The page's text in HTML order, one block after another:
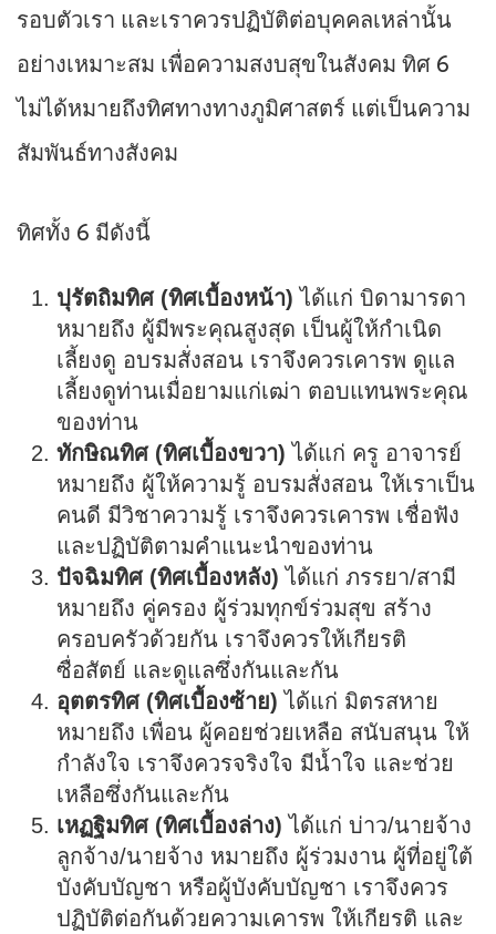
รอบตัวเรา และเราควรปฏิบัติต่อบุคคลเหล่านั้น
อย่างเหมาะสม เพื่อความสงบสุขในสังคม ทิศ 6
ไม่ได้หมายถึงทิศทางทางภูมิศาสตร์ แต่เป็นความ
สัมพันธ์ทางสังคม
ทิศทั้ง 6 มีดังนี้
ปุรัตถิมทิศ (ทิศเบื้องหน้า) ได้แก่ บิดามารดา
หมายถึง ผู้มีพระคุณสูงสุด เป็นผู้ให้กำเนิด
เลี้ยงดู อบรมสั่งสอน เราจึงควรเคารพ ดูแล
เลี้ยงดูท่านเมื่อยามแก่เฒ่า ตอบแทนพระคุณ
ของท่าน
ทักษิณทิศ (ทิศเบื้องขวา) ได้แก่ ครู อาจารย์
หมายถึง ผู้ให้ความรู้ อบรมสั่งสอน ให้เราเป็น
คนดี มีวิชาความรู้ เราจึงควรเคารพ เชื่อฟัง
และปฏิบัติตามคำแนะนำของท่าน
ปัจฉิมทิศ (ทิศเบื้องหลัง) ได้แก่ ภรรยา/สามี
หมายถึง คู่ครอง ผู้ร่วมทุกข์ร่วมสุข สร้าง
ครอบครัวด้วยกัน เราจึงควรให้เกียรติ
ซื่อสัตย์ และดูแลซึ่งกันและกัน
อุตตรทิศ (ทิศเบื้องซ้าย) ได้แก่ มิตรสหาย
หมายถึง เพื่อน ผู้คอยช่วยเหลือ สนับสนุน ให้
กำลังใจ เราจึงควรจริงใจ มีน้ำใจ และช่วย
เหลือซึ่งกันและกัน
เหฏฐิมทิศ (ทิศเบื้องล่าง) ได้แก่ บ่าว/นายจ้าง
ลูกจ้าง/นายจ้าง หมายถึง ผู้ร่วมงาน ผู้ที่อยู่ใต้
บังคับบัญชา หรือผู้บังคับบัญชา เราจึงควร
ปฏิบัติต่อกันด้วยความเคารพ ให้เกียรติ และ